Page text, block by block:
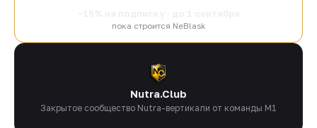
пока строится NeBlask
Nutra.Club
Закрытое сообщество Nutra-вертикали от команды M1